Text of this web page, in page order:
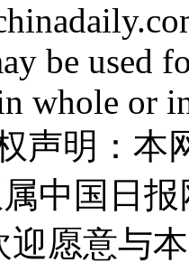
be used
whole or
声明：
中国日
迎愿意与